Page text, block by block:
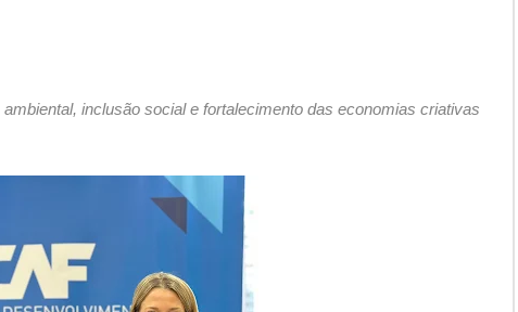
inclusão social e fortalecimento das economias criativas